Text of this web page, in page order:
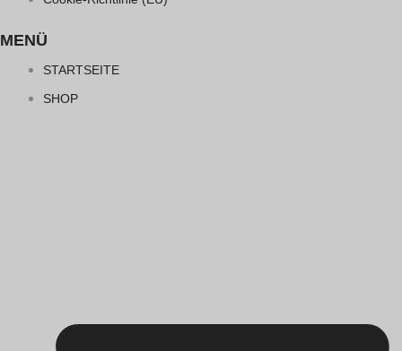
MENÜ
STARTSEITE
SHOP